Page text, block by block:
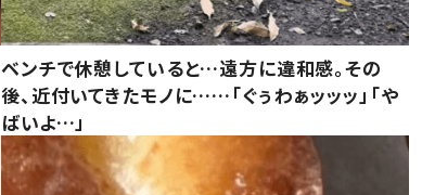
ベンチで休憩していると…遠方に違和感。その
後、近付いてきたモノに……「ぐぅわぁッッッ」「や
ばいよ…」